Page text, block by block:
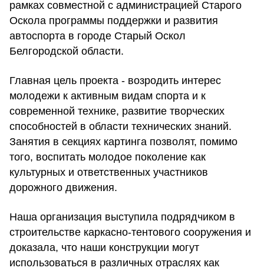
рамках совместной с администрацией Старого
Оскола программы поддержки и развития
автоспорта в городе Старый Оскол
Белгородской области.
Главная цель проекта - возродить интерес
молодежи к активным видам спорта и к
современной технике, развитие творческих
способностей в области технических знаний.
Занятия в секциях картинга позволят, помимо
того, воспитать молодое поколение как
культурных и ответственных участников
дорожного движения.
Наша организация выступила подрядчиком в
строительстве каркасно-тентового сооружения и
доказала, что наши конструкции могут
использоваться в различных отраслях как